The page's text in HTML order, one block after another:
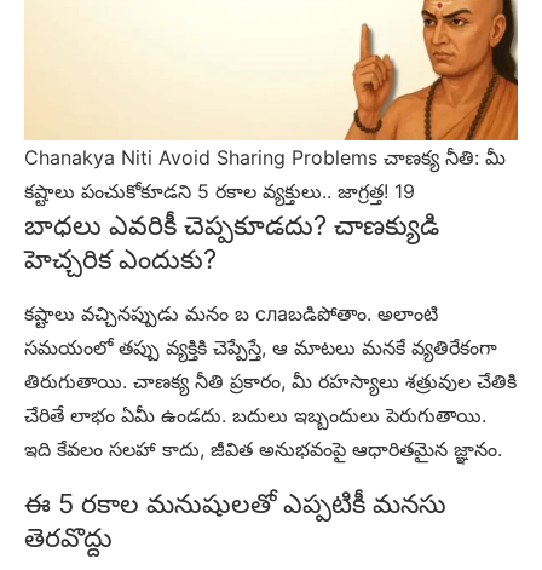
Chanakya Niti Avoid Sharing Problems చాణక్య నీతి: మీ
కష్టాలు పంచుకోకూడని 5 రకాల వ్యక్తులు.. జాగ్రత్త! 19
బాధలు ఎవరికీ చెప్పకూడదు? చాణక్యుడి
హెచ్చరిక ఎందుకు?
కష్టాలు వచ్చినప్పుడు మనం బ слаబడిపోతాం. అలాంటి
సమయంలో తప్పు వ్యక్తికి చెప్పేస్తే, ఆ మాటలు మనకే వ్యతిరేకంగా
తిరుగుతాయి. చాణక్య నీతి ప్రకారం, మీ రహస్యాలు శత్రువుల చేతికి
చేరితే లాభం ఏమీ ఉండదు. బదులు ఇబ్బందులు పెరుగుతాయి.
ఇది కేవలం సలహా కాదు, జీవిత అనుభవంపై ఆధారితమైన జ్ఞానం.
ఈ 5 రకాల మనుషులతో ఎప్పటికీ మనసు
తెరవొద్దు